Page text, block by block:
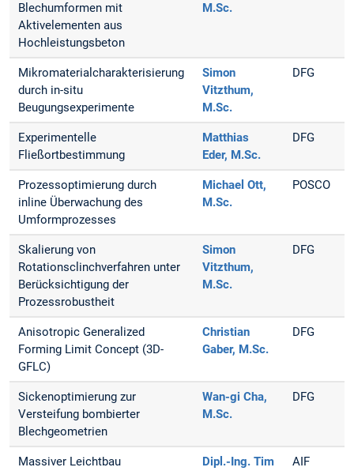
Blechumformen mit
Aktivelementen aus
Hochleistungsbeton
M.Sc.
Mikromaterialcharakterisierung
durch in-situ
Beugungsexperimente
Simon
Vitzthum,
M.Sc.
DFG
Experimentelle
Fließortbestimmung
Matthias
Eder, M.Sc.
DFG
Prozessoptimierung durch
inline Überwachung des
Umformprozesses
Michael Ott,
M.Sc.
POSCO
Skalierung von
Rotationsclinchverfahren unter
Berücksichtigung der
Prozessrobustheit
Simon
Vitzthum,
M.Sc.
DFG
Anisotropic Generalized
Forming Limit Concept (3D-
GFLC)
Christian
Gaber, M.Sc.
DFG
Sickenoptimierung zur
Versteifung bombierter
Blechgeometrien
Wan-gi Cha,
M.Sc.
DFG
Massiver Leichtbau
Dipl.-Ing. Tim
AIF